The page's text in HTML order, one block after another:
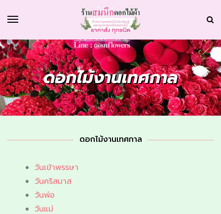
ดอกไม้งานเทศกาล
ดอกไม้งานเทศกาล
วันเข้าพรรษา
วันคริสมาส
วันพ่อ
วันแม่